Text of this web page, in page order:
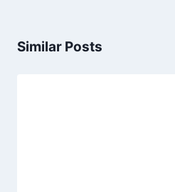
Similar Posts